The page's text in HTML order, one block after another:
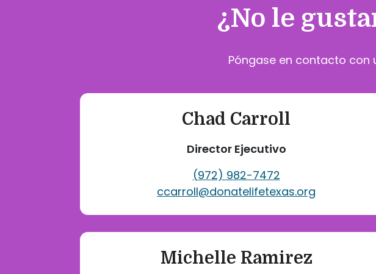
¿No le
Póngase en contacto con
Chad Carroll
Director Ejecutivo
(972) 982-7472
ccarroll@donatelifetexas.org
Michelle Ramirez